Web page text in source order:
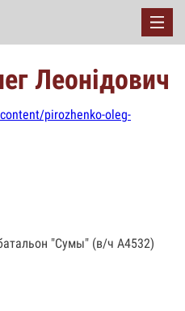
Леонідович
pirozhenko-oleg-
"Сумы" (в/ч А4532)